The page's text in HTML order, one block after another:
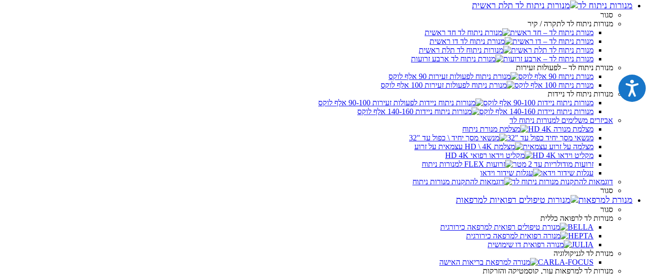
נגישות
מנורות ניתוח לד
סגור
מנורות ניתוח לד לתקרה / קיר
מנורת ניתוח לד – חד ראשית
מנורת ניתוח לד – דו ראשית
מנורת ניתוח לד תלת ראשית
מנורת ניתוח לד – ארבע זרועות
מנורת ניתוח לד – לפעולות זעירות
מנורת ניתוח 90 אלף לוקס
מנורת ניתוח 100 אלף לוקס
מנורות ניתוח לד ניידות
מנורות ניתוח ניידות 90-100 אלף לוקס
מנורות ניתוח ניידות 140-160 אלף לוקס
אביזרים משלימים למנורות ניתוח לד
מצלמת מנורה HD 4K
מנשאי מסך יחיד כפול עד "32
מצלמה על זרוע עצמאית
מקליט וידאו HD 4K
זרועות מודולריות עד 2 מטר
עגלות שידור וידאו
דוגמאות להתקנות מנורות ניתוח לד
סגור
מנורת למרפאות
סגור
מנורות לד לרפואה כללית
BELLA
HEPTA
JULIA
מנורת לד לגניקולוגיה
CARLA-FOCUS
מנורות לד למרפאות עור, קוסמטיקה והזרקות